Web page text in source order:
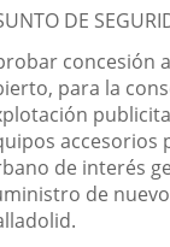
DE
concesión
para la
accesorios
de interés
de